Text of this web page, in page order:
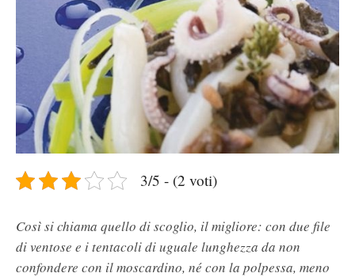
3/5 - (2 voti)
Così si chiama quello di scoglio, il migliore: con due file
di ventose e i tentacoli di uguale lunghezza da non
confondere con il moscardino, né con la polpessa, meno